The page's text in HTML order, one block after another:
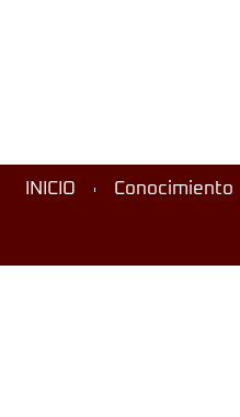
INICIO Conocimiento